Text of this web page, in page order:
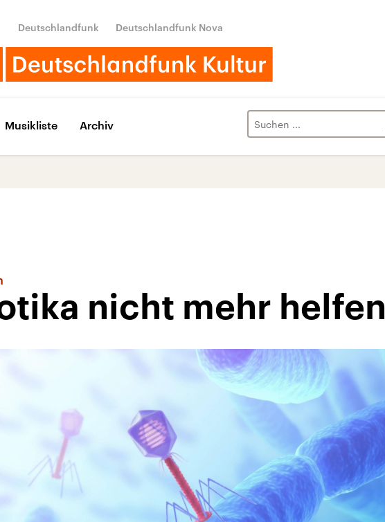
Deutschlandfunk Deutschlandfunk Nova
Musikliste Archiv
nicht mehr helfen